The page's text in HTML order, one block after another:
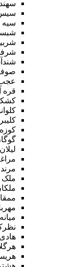
سهند
سیه
قره
کلیبر
لیلان
مرند
ملک
میانه